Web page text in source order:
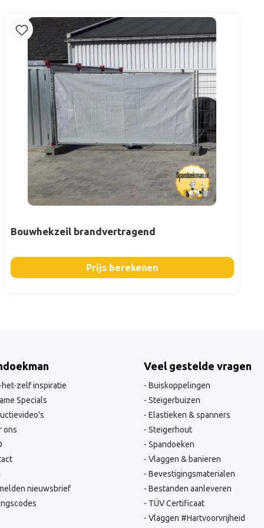
Bouwhekzeil brandvertragend
Prijs berekenen
het-zelf inspiratie
Specials
ons
nieuwsbrief
Veel gestelde vragen
Buiskoppelingen
Steigerbuizen
Elastieken & spanners
Steigerhout
Spandoeken
Vlaggen & banieren
Bevestigingsmaterialen
Bestanden aanleveren
TÜV Certificaat
Vlaggen #Hartvoorvrijheid